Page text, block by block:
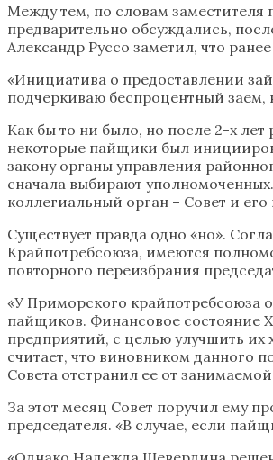
Между тем, по словам заместителя
предварительно обсуждались,
Александр Руссо заметил, что
«Инициатива о предоставлении
подчеркиваю беспроцентный
Как бы то ни было, но после 2-х
некоторые пайщики был
закону органы управления
сначала выбирают
коллегиальный орган – Совет и
Существует правда одно «но».
Крайпотребсоюза, имеются
повторного переизбрания
«У Приморского крайпотребсоюза
пайщиков. Финансовое состояние
предприятий, с целью улучшить их
считает, что виновником данного
Совета отстранил ее от
За этот месяц Совет поручил ему
председателя. «В случае, если